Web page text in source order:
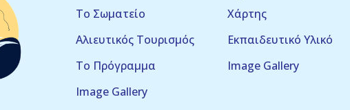
Το Σωματείο
Αλιευτικός Τουρισμός
Το Πρόγραμμα
Image Gallery
Χάρτης
Εκπαιδευτικό Υλικό
Image Gallery